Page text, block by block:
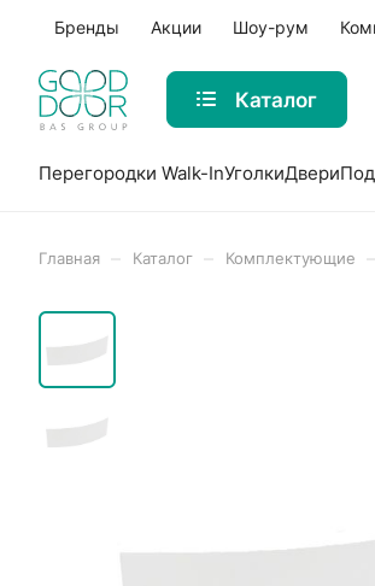
Бренды Акции Шоу-рум
Каталог
Перегородки Walk-InУголкиДвери
Главная Каталог Комплектующие